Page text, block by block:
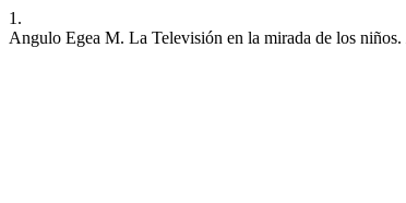
1.
Angulo Egea M. La Televisión en la mirada de los niños.